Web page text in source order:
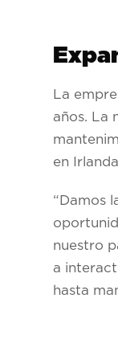
La
años. La
en
“Damos
nuestro
a
hasta